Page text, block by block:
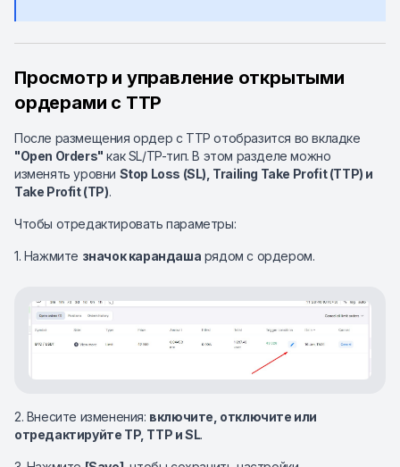
Просмотр и управление открытыми
ордерами с TTP
После размещения ордер с TTP отобразится во вкладке
"Open Orders" как SL/TP-тип. В этом разделе можно
изменять уровни Stop Loss (SL), Trailing Take Profit (TTP) и
Take Profit (TP).
Чтобы отредактировать параметры:
1. Нажмите значок карандаша рядом с ордером.
2. Внесите изменения: включите, отключите или
отредактируйте TP, TTP и SL.